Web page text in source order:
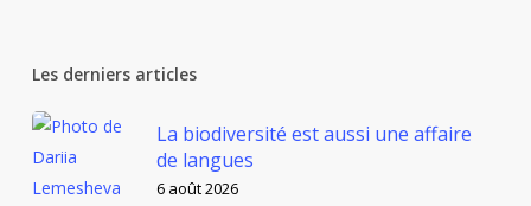
Les derniers articles
La biodiversité est aussi une affaire
de langues
6 août 2026